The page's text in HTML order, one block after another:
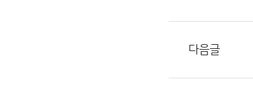
다음글